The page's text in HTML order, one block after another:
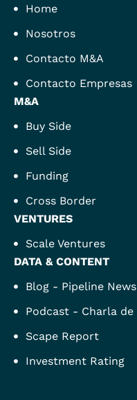
Home
Nosotros
Contacto M&A
Contacto Empresas
M&A
Buy Side
Sell Side
Funding
Cross Border
VENTURES
Scale Ventures
DATA & CONTENT
Blog - Pipeline News
Podcast - Charla de
Scape Report
Investment Rating